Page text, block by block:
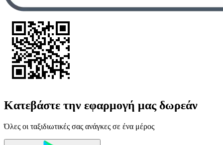
Κατεβάστε την εφαρμογή μας δωρεάν
Όλες οι ταξιδιωτικές σας ανάγκες σε ένα μέρος